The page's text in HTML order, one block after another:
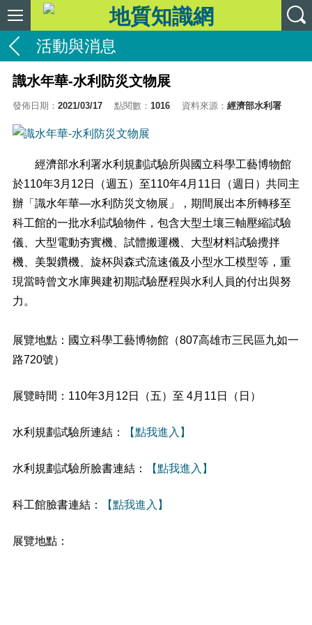
活動與消息
識水年華-水利防災文物展
發佈日期： 2021/03/17 點閱數： 1016 資料來源： 經濟部水利署
經濟部水利署水利規劃試驗所與國立科學工藝博物館
於110年3月12日（週五）至110年4月11日（週日）共同主
辦「識水年華—水利防災文物展」，期間展出本所轉移至
科工館的一批水利試驗物件，包含大型土壤三軸壓縮試驗
儀、大型電動夯實機、試體搬運機、大型材料試驗攪拌
機、美製鑽機、旋杯與森式流速儀及小型水工模型等，重
現當時曾文水庫興建初期試驗歷程與水利人員的付出與努
力。
展覽地點：國立科學工藝博物館（807高雄市三民區九如一
路720號）
展覽時間：110年3月12日（五）至 4月11日（日）
水利規劃試驗所連結： 【點我進入】
水利規劃試驗所臉書連結： 【點我進入】
科工館臉書連結： 【點我進入】
展覽地點：